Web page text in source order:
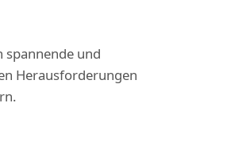
spannende und
Herausforderungen